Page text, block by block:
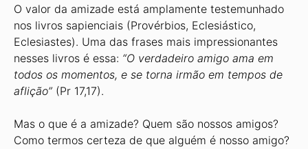
O valor da amizade está amplamente testemunhado
nos livros sapienciais (Provérbios, Eclesiástico,
Eclesiastes). Uma das frases mais impressionantes
nesses livros é essa: “O verdadeiro amigo ama em
todos os momentos, e se torna irmão em tempos de
aflição” (Pr 17,17).
Mas o que é a amizade? Quem são nossos amigos?
Como termos certeza de que alguém é nosso amigo?